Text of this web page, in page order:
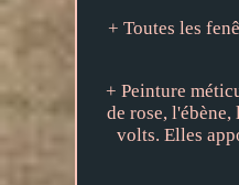
+ Toutes les
+ Peinture
de rose,
volts. Elles